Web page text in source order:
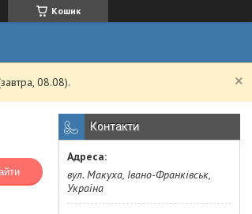
Кошик
08.08).
Контакти
вул. Макуха, Івано-Франківськ,
Україна